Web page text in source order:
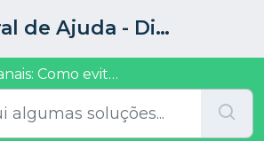
Central de Ajuda - Dito CRM
evitar que o Gmail corte o conteúdo da mensa...